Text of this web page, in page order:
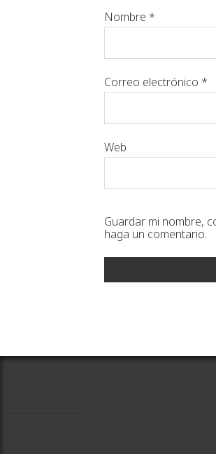
Nombre *
Correo electrónico *
Web
Guardar mi nombre,
haga un comentario.